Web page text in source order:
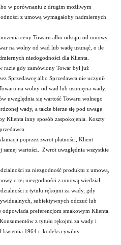
w porównaniu z drugim możliwym
z umową wymagałoby nadmiernych
ceny Towaru albo odstąpi od umowy,
na wolny od wad lub wadę usunąć, o ile
niedogodności dla Klienta.
razie gdy zamówiony Towar był już
Sprzedawcę albo Sprzedawca nie uczynił
na wolny od wad lub usunięcia wady.
uwzględnia się wartość Towaru wolnego
wady, a także bierze się pod uwagę
Klienta inny sposób zaspokojenia. Koszty
poprzez zwrot płatności, Klient
samej wartości. Zwrot uwzględnia wszystkie
za niezgodność produktu z umową,
o tej niezgodności z umową wiedział.
z tytułu rękojmi za wady, gdy
subiektywnych odczuć lub
preferencjom smakowym Klienta.
z tytułu rękojmi za wady i
kwietnia 1964 r. kodeks cywilny.